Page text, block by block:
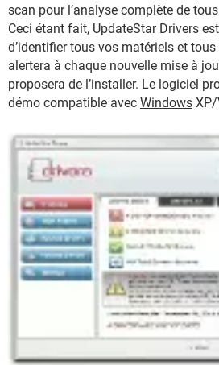
scan pour l’analyse complète de
Ceci étant fait, UpdateStar Drivers
d’identifier tous vos matériels et
alertera à chaque nouvelle mise à
proposera de l’installer. Le logiciel
démo compatible avec Windows